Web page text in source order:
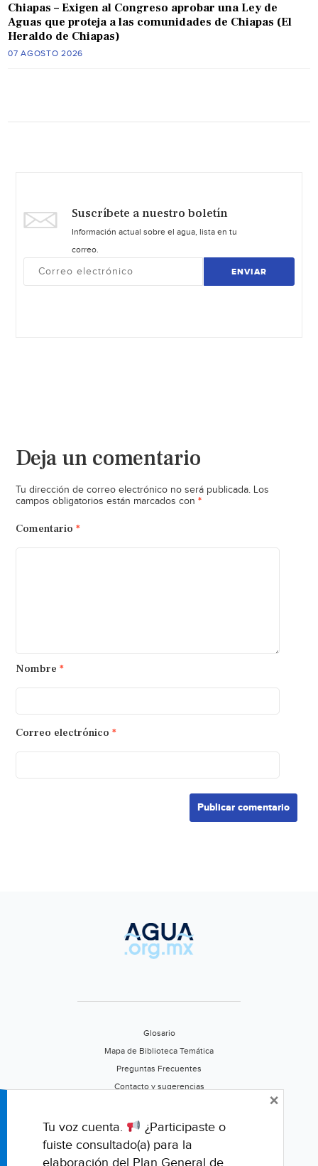
Chiapas – Exigen al Congreso aprobar una Ley de
Aguas que proteja a las comunidades de Chiapas (El
Heraldo de Chiapas)
07 AGOSTO 2026
Suscríbete a nuestro boletín
Información actual sobre el agua, lista en tu
correo.
ENVIAR
Deja un comentario
Tu dirección de correo electrónico no será publicada. Los
campos obligatorios están marcados con *
Comentario *
Nombre *
Correo electrónico *
Glosario
Mapa de Biblioteca Temática
Preguntas Frecuentes
Contacto y sugerencias
Califica este portal
Tu voz cuenta.
¿Participaste o
fuiste consultado(a) para la
elaboración del Plan General de
×